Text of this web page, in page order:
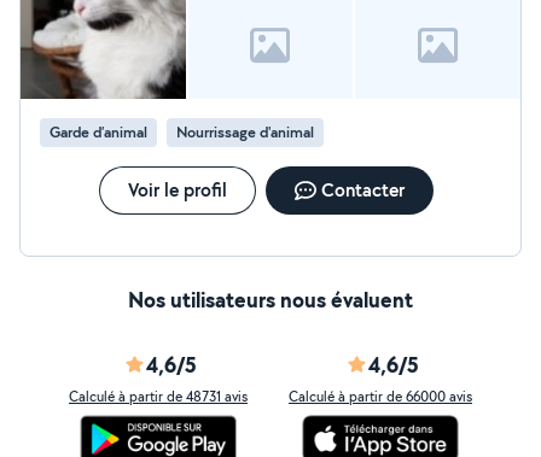
Garde d’animal Nourrissage d'animal
Voir le profil Contacter
Nos utilisateurs nous évaluent
4,6/5
Calculé à partir de 48731 avis
4,6/5
Calculé à partir de 66000 avis